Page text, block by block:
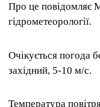
Про це повідомляє
гідрометеорології.
Очікується погода
західний, 5-10 м/с.
Температура